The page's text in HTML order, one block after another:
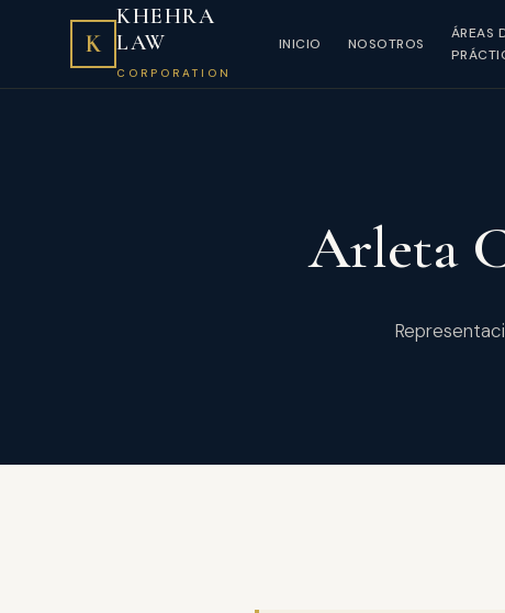
K
KHEHRA
LAW
CORPORATION
INICIO NOSOTROS
ÁREAS
Arleta